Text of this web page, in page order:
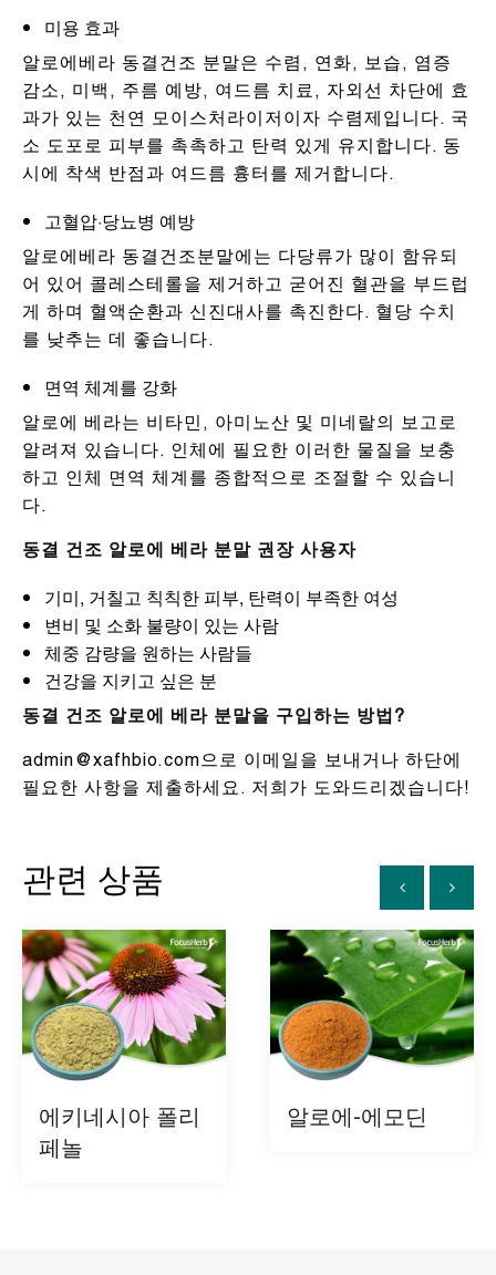
미용 효과
알로에베라 동결건조 분말은 수렴, 연화, 보습, 염증
감소, 미백, 주름 예방, 여드름 치료, 자외선 차단에 효
과가 있는 천연 모이스처라이저이자 수렴제입니다. 국
소 도포로 피부를 촉촉하고 탄력 있게 유지합니다. 동
시에 착색 반점과 여드름 흉터를 제거합니다.
고혈압·당뇨병 예방
알로에베라 동결건조분말에는 다당류가 많이 함유되
어 있어 콜레스테롤을 제거하고 굳어진 혈관을 부드럽
게 하며 혈액순환과 신진대사를 촉진한다. 혈당 수치
를 낮추는 데 좋습니다.
면역 체계를 강화
알로에 베라는 비타민, 아미노산 및 미네랄의 보고로
알려져 있습니다. 인체에 필요한 이러한 물질을 보충
하고 인체 면역 체계를 종합적으로 조절할 수 있습니
다.
동결 건조 알로에 베라 분말 권장 사용자
기미, 거칠고 칙칙한 피부, 탄력이 부족한 여성
변비 및 소화 불량이 있는 사람
체중 감량을 원하는 사람들
건강을 지키고 싶은 분
동결 건조 알로에 베라 분말을 구입하는 방법?
admin@xafhbio.com으로 이메일을 보내거나 하단에
필요한 사항을 제출하세요. 저희가 도와드리겠습니다!
관련 상품
에키네시아 폴리
페놀
알로에-에모딘